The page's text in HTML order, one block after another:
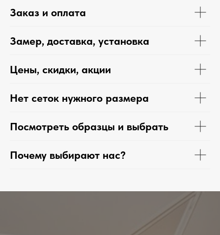
Заказ и оплата
Замер, доставка, установка
Цены, скидки, акции
Нет сеток нужного размера
Посмотреть образцы и выбрать
Почему выбирают нас?